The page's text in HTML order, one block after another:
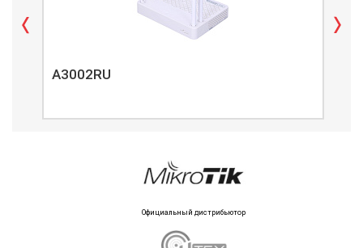
A3002RU
Официальный дистрибьютор